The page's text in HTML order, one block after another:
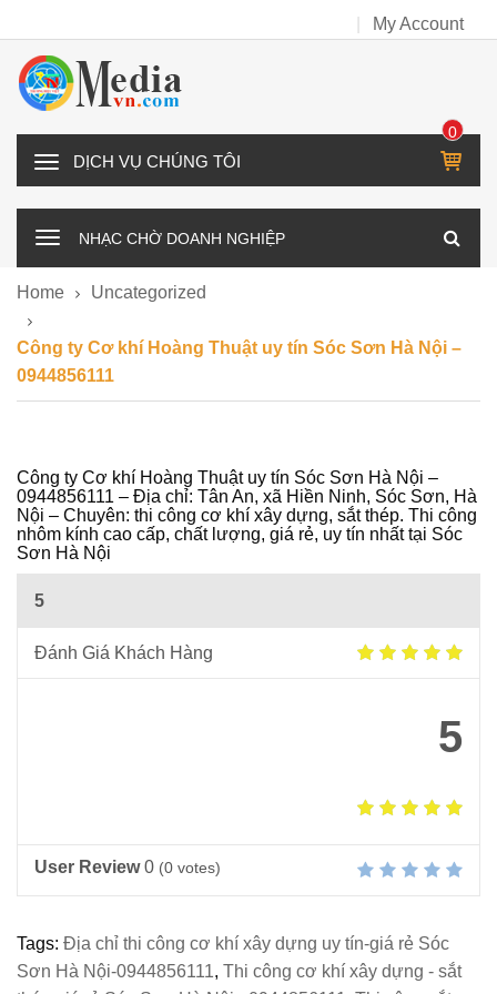
My Account
D
H
H
T
Ô
I
0
IT
M
NHẠC CHỜ DOANH NGHIỆP
Home Uncategorized
Công ty Cơ khí Hoàng Thuật uy tín Sóc Sơn Hà Nội –
0944856111
Công ty Cơ khí Hoàng Thuật uy tín Sóc Sơn Hà Nội –
0944856111 – Địa chỉ: Tân An, xã Hiền Ninh, Sóc Sơn, Hà
Nội – Chuyên: thi công cơ khí xây dựng, sắt thép. Thi công
nhôm kính cao cấp, chất lượng, giá rẻ, uy tín nhất tại Sóc
Sơn Hà Nội
5
Đánh Giá Khách Hàng
5
User Review 0 (0 votes)
Tags: Địa chỉ thi công cơ khí xây dựng uy tín-giá rẻ Sóc
Sơn Hà Nội-0944856111, Thi công cơ khí xây dựng - sắt